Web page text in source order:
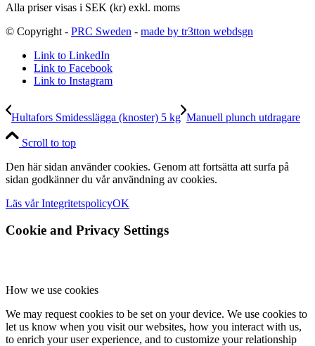
Alla priser visas i SEK (kr) exkl. moms
© Copyright - PRC Sweden - made by tr3tton webdsgn
Link to LinkedIn
Link to Facebook
Link to Instagram
Hultafors Smidesslägga (knoster) 5 kg Manuell plunch utdragare
Scroll to top
Den här sidan använder cookies. Genom att fortsätta att surfa på
sidan godkänner du vår användning av cookies.
Läs vår IntegritetspolicyOK
Cookie and Privacy Settings
How we use cookies
We may request cookies to be set on your device. We use cookies to
let us know when you visit our websites, how you interact with us,
to enrich your user experience, and to customize your relationship